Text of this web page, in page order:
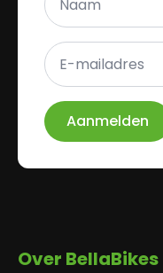
E-
mailadres
*
Aanmelden
Over BellaBikes